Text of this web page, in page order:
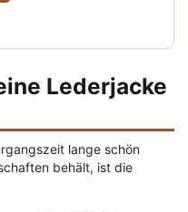
Lederjacke
lange schön
behält, ist die